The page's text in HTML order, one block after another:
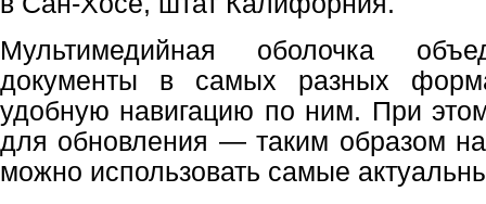
Мультимедийная оболочка
документы в самых разных
удобную навигацию по ним. При
для обновления — таким образом
можно использовать самые